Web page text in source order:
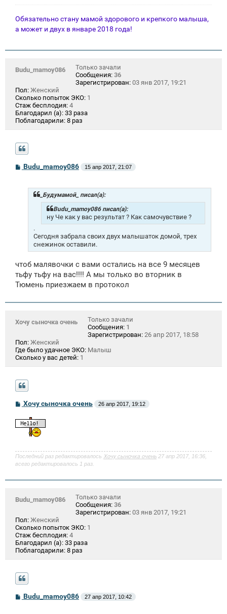
Обязательно стану мамой здорового и крепкого малыша,
а может и двух в январе 2018 года!
Budu_mamoy086
Только зачали
Сообщения: 36
Зарегистрирован: 03 янв 2017, 19:21
Пол: Женский
Сколько попыток ЭКО: 1
Стаж бесплодия: 4
Благодарил (а): 33 раза
Поблагодарили: 8 раз
СBudu_mamoy086 15 апр 2017, 21:07
_Будумамой_ писал(а):
Budu_mamoy086 писал(а):
ну Че как у вас результат ? Как самочувствие ?
.
Сегодня забрала своих двух малышаток домой, трех
снежинок оставили.
чтоб малявочки с вами остались на все 9 месяцев
тьфу тьфу на вас!!!! А мы только во вторник в
Тюмень приезжаем в протокол
Хочу сыночка очень
Только зачали
Сообщения: 1
Зарегистрирован: 26 апр 2017, 18:58
Пол: Женский
Где было удачное ЭКО: Малыш
Сколько у вас детей: 1
С
б
и
е
Хочу сыночка очень 26 апр 2017, 19:12
Последний раз редактировалось Хочу сыночка очень 27 апр 2017, 16:36,
всего редактировалось 1 раз.
Budu_mamoy086
Только зачали
Сообщения: 36
Зарегистрирован: 03 янв 2017, 19:21
Пол: Женский
Сколько попыток ЭКО: 1
Стаж бесплодия: 4
Благодарил (а): 33 раза
Поблагодарили: 8 раз
С
о
Budu_mamoy086 27 апр 2017, 10:42